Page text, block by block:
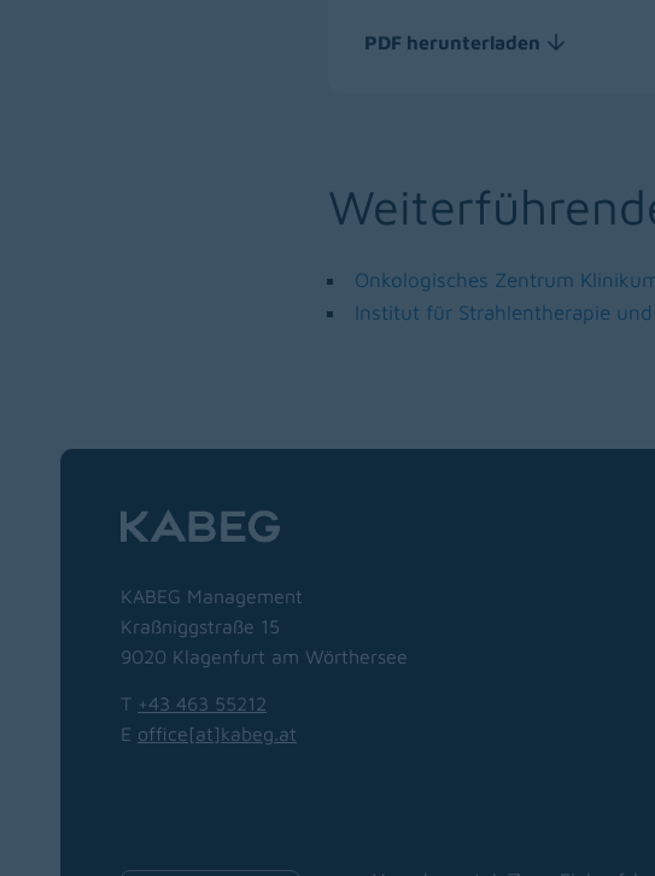
PDF herunterladen
(download)
Onkologisches Zentrum
(opens in a new window)
Institut für Strahlentherapie
(opens in a new window)
KABEG Management
Kraßniggstraße 15
9020 Klagenfurt am Wörthersee
T +43 463 55212
E office[at]kabeg.at